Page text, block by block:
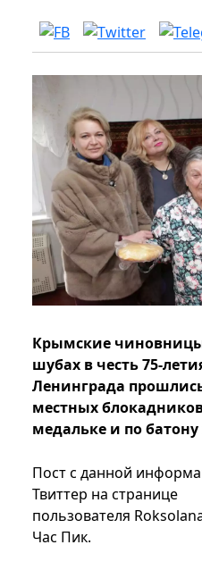
Крымские
шубах в честь 75-
Ленинграда
местных
медальке и по батону
Пост с данной
Твиттер на странице
пользователя
Час Пик.